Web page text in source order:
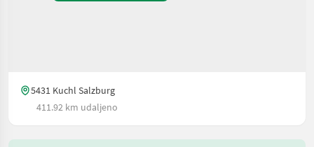
5431 Kuchl Salzburg
411.92 km udaljeno